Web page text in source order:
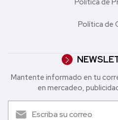
Política de
Mantente informado en tu
en mercadeo,